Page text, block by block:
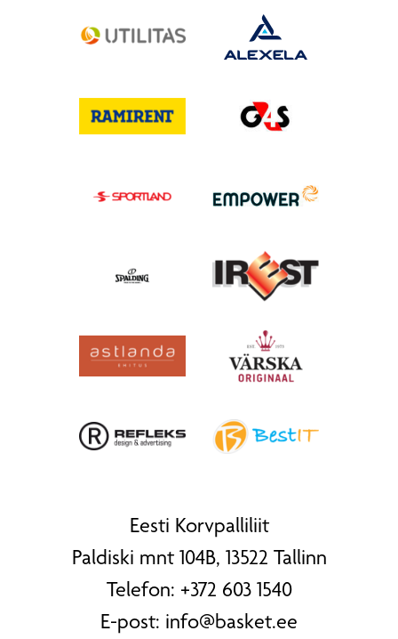
Eesti Korvpalliliit
Paldiski mnt 104B, 13522 Tallinn
Telefon: +372 603 1540
E-post: info@basket.ee